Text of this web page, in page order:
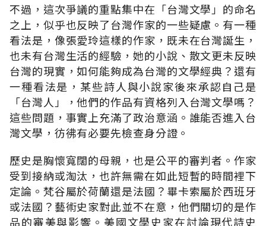
不過，這次爭議的重點集中在「台灣文學」的命名
之上，似乎也反映了台灣作家的一些疑慮。有一種
看法是，像張愛玲這樣的作家，既未在台灣誕生，
也未有台灣生活的經驗，她的小說、散文更未反映
台灣的現實，如何能夠成為台灣的文學經典？還有
一種看法是，某些詩人與小說家後來承認自己是
「台灣人」，他們的作品有資格列入台灣文學嗎？
這些問題，事實上充滿了政治意涵。誰能否進入台
灣文學，彷彿有必要先檢查身分證。
歷史是胸懷寬闊的母親，也是公平的審判者。作家
受到接納或淘汰，也許無需在如此短暫的時間裡下
定論。梵谷屬於荷蘭還是法國？畢卡索屬於西班牙
或法國？藝術史家對此並不在意，他們關切的是作
品的審美與影響。美國文學史家在討論現代詩史